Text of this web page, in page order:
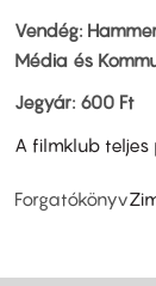
Vendég:
Média és
Jegyár: 600 Ft
A filmklub teljes
Forgatókönyv